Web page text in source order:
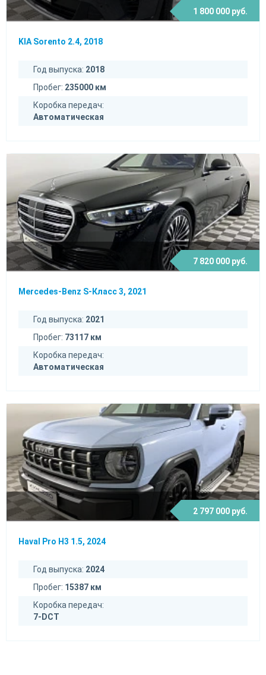
1 800 000 руб.
KIA Sorento 2.4, 2018
Год выпуска: 2018
Пробег: 235000 км
Коробка передач:
Автоматическая
7 820 000 руб.
Mercedes-Benz S-Класс 3, 2021
Год выпуска: 2021
Пробег: 73117 км
Коробка передач:
Автоматическая
2 797 000 руб.
Haval Pro H3 1.5, 2024
Год выпуска: 2024
Пробег: 15387 км
Коробка передач:
7-DCT